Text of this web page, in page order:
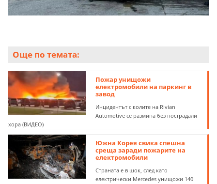
Още по темата:
Пожар унищожи
електромобили на паркинг в
завод
Инцидентът с колите на Rivian
Automotive се размина без пострадали
хора (ВИДЕО)
Южна Корея свика спешна
среща заради пожарите на
електромобили
Страната е в шок, след като
електрически Mercedes унищожи 140